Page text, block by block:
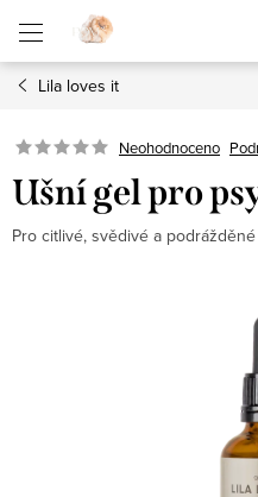
obsah
Lila loves it
Neohodnoceno
Ušní gel pro
Pro citlivé, svědivé a